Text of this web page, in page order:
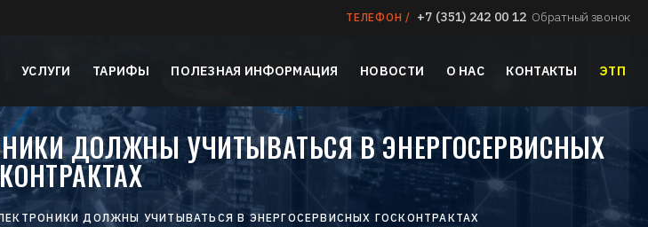
ТЕЛЕФОН / +7 (351) 242 00 12 Обратный звонок
УСЛУГИ ТАРИФЫ ПОЛЕЗНАЯ ИНФОРМАЦИЯ НОВОСТИ О НАС КОНТАКТЫ ЭТП
ДОЛЖНЫ УЧИТЫВАТЬСЯ В ЭНЕРГОСЕРВИСНЫХ
ДОЛЖНЫ УЧИТЫВАТЬСЯ В ЭНЕРГОСЕРВИСНЫХ ГОСКОНТРАКТАХ